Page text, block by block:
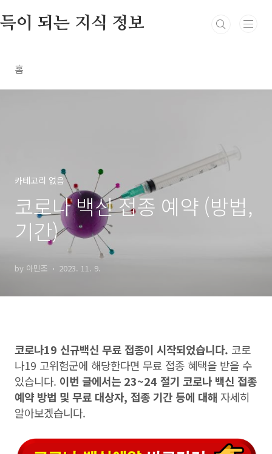
득이 되는 지식 정보
홈
카테고리 없음
코로나 백신 접종 예약 (방법,
기간)
by 아민조 2023. 11. 9.
코로나19 신규백신 무료 접종이 시작되었습니다. 코로
나19 고위험군에 해당한다면 무료 접종 혜택을 받을 수
있습니다. 이번 글에서는 23~24 절기 코로나 백신 접종
예약 방법 및 무료 대상자, 접종 기간 등에 대해 자세히
알아보겠습니다.